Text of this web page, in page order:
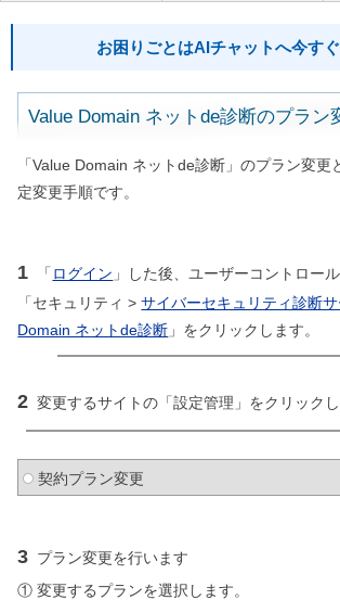
お困りごとはAIチャットへ今す
Value Domain ネットde診断のプラン
「Value Domain ネットde診断」のプラン変更
定変更手順です。
1 「ログイン 」した後、ユーザーコントロー
「セキュリティ >サイバーセキュリティ診断
Domain ネットde診断 」をクリックします。
2 変更するサイトの「設定管理」をクリックし
契約プラン変更
3 プラン変更を行います
① 変更するプランを選択します。